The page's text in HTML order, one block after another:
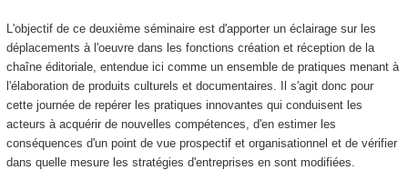
L'objectif de ce deuxième séminaire est d'apporter un éclairage sur les
déplacements à l'oeuvre dans les fonctions création et réception de la
chaîne éditoriale, entendue ici comme un ensemble de pratiques menant à
l'élaboration de produits culturels et documentaires. Il s'agit donc pour
cette journée de repérer les pratiques innovantes qui conduisent les
acteurs à acquérir de nouvelles compétences, d'en estimer les
conséquences d'un point de vue prospectif et organisationnel et de vérifier
dans quelle mesure les stratégies d'entreprises en sont modifiées.